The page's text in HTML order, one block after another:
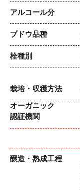
アルコール分
ブドウ品種
栓種別
栽培・収穫方法
オーガニック
認証機関
醸造・熟成工程